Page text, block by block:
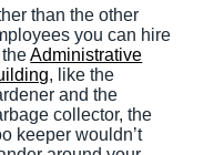
than the other
you can hire
theAdministrative
, like the
and the
collector, the
keeper wouldn’t